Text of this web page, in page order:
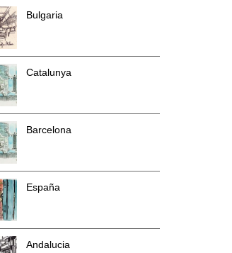
Bulgaria
Catalunya
Barcelona
España
Andalucia